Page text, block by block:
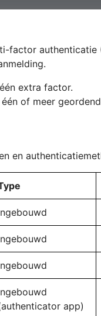
factor authenticatie
extra factor.
of meer
en
app)